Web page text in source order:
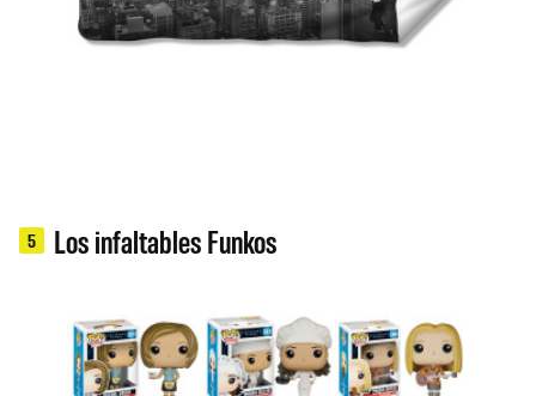
5 Los infaltables Funkos